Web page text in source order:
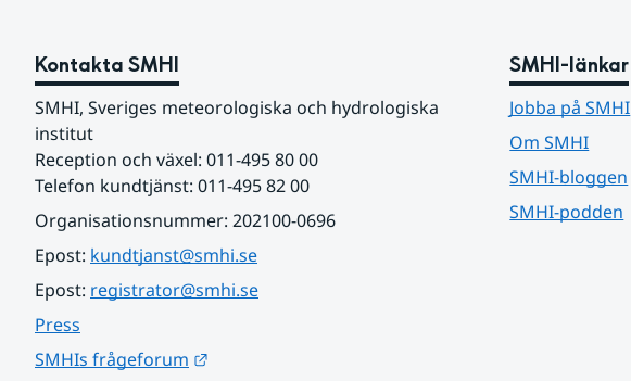
Kontakta SMHI
SMHI, Sveriges meteorologiska och hydrologiska
institut
Reception och växel: 011-495 80 00
Telefon kundtjänst: 011-495 82 00
Organisationsnummer: 202100-0696
Epost: kundtjanst@smhi.se
Epost: registrator@smhi.se
Press
SMHIs frågeforum
SMHI-länkar
Jobba på SMHI
Om SMHI
SMHI-bloggen
SMHI-podden